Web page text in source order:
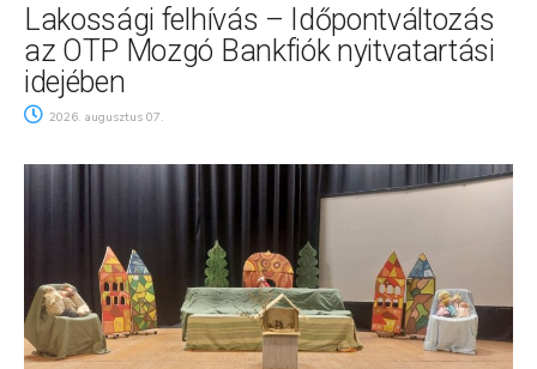
Lakossági felhívás – Időpontváltozás
az OTP Mozgó Bankfiók nyitvatartási
idejében
2026. augusztus 07.